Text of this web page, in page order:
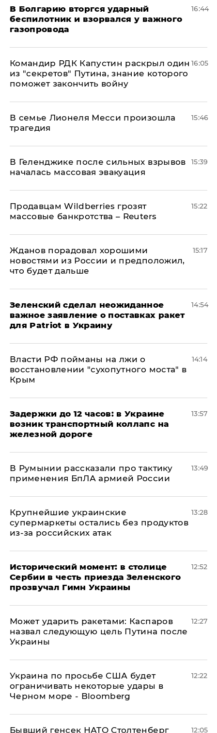
В Болгарию вторгся ударный
беспилотник и взорвался у важного
газопровода
16:44
Командир РДК Капустин раскрыл один
из "секретов" Путина, знание которого
поможет закончить войну
16:05
В семье Лионеля Месси произошла
трагедия
15:46
В Геленджике после сильных взрывов
началась массовая эвакуация
15:39
Продавцам Wildberries грозят
массовые банкротства – Reuters
15:22
Жданов порадовал хорошими
новостями из России и предположил,
что будет дальше
15:17
Зеленский сделал неожиданное
важное заявление о поставках ракет
для Patriot в Украину
14:54
Власти РФ пойманы на лжи о
восстановлении "сухопутного моста" в
Крым
14:14
Задержки до 12 часов: в Украине
возник транспортный коллапс на
железной дороге
13:57
В Румынии рассказали про тактику
применения БпЛА армией России
13:49
Крупнейшие украинские
супермаркеты остались без продуктов
из-за российских атак
13:28
Исторический момент: в столице
Сербии в честь приезда Зеленского
прозвучал Гимн Украины
12:52
Может ударить ракетами: Каспаров
назвал следующую цель Путина после
Украины
12:27
Украина по просьбе США будет
ограничивать некоторые удары в
Черном море - Bloomberg
12:22
Бывший генсек НАТО Столтенберг
12:05